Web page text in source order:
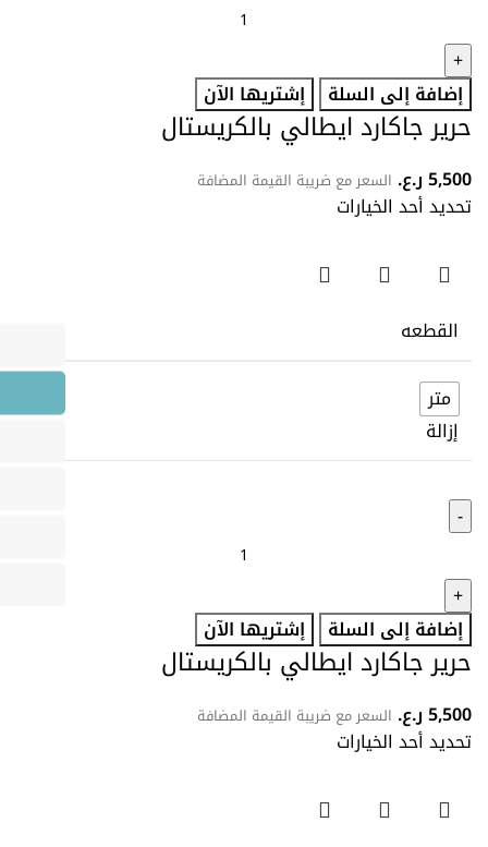
إضافة إلى السلة إشتريها الآن
حرير جاكارد ايطالي بالكريستال
5,500ر.ع. السعر مع ضريبة القيمة المضافة
تحديد أحد الخيارات
القطعه
متر
إزالة
إضافة إلى السلة إشتريها الآن
حرير جاكارد ايطالي بالكريستال
5,500ر.ع. السعر مع ضريبة القيمة المضافة
تحديد أحد الخيارات